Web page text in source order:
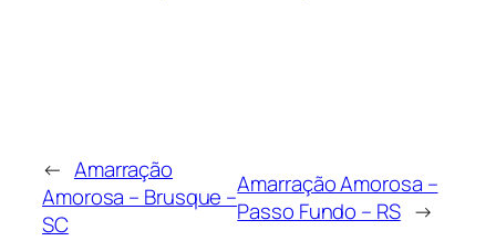
← Amarração
Amorosa – Brusque –
SC
Amarração Amorosa –
Passo Fundo – RS →